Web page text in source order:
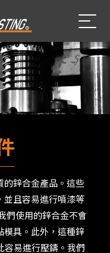
的鋅合⾦產品。這些
並且容易進⾏噴漆等
們使⽤的鋅合⾦不會
模具。此外，這種鋅
易進⾏壓鑄。我們